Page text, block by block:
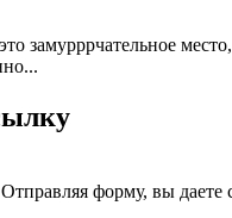
замурррчательное
Отправляя форму, вы